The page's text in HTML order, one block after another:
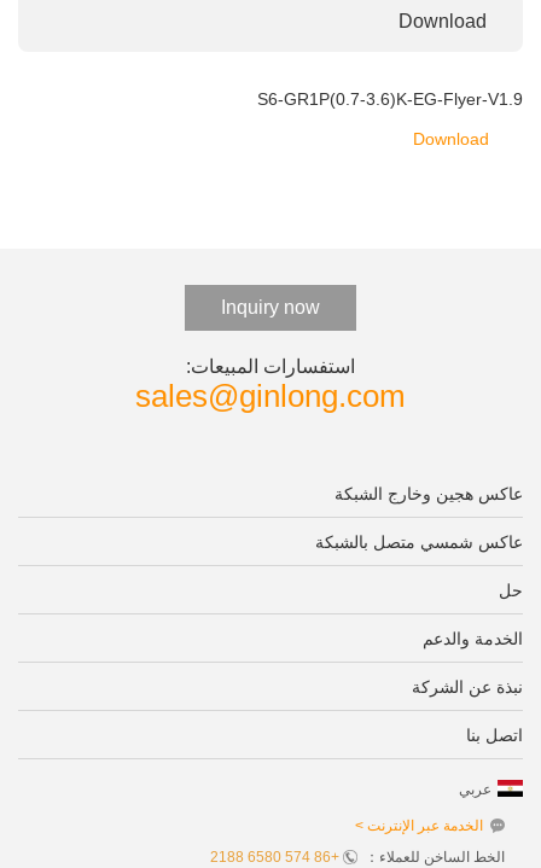
Download
S6-GR1P(0.7-3.6)K-EG-Flyer-V1.9
Download
Inquiry now
استفسارات المبيعات:
sales@ginlong.com
عاكس هجين وخارج الشبكة
عاكس شمسي متصل بالشبكة
حل
الخدمة والدعم
نبذة عن الشركة
اتصل بنا
عربي
الخدمة عبر الإنترنت >
الخط الساخن للعملاء：
+86 574 6580 2188